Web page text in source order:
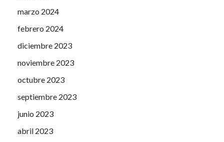
marzo 2024
febrero 2024
diciembre 2023
noviembre 2023
octubre 2023
septiembre 2023
junio 2023
abril 2023